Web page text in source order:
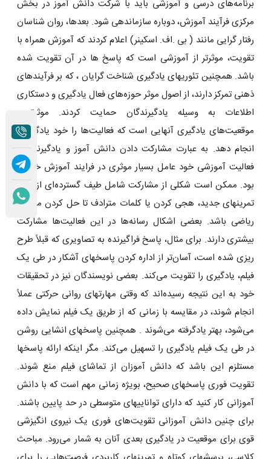
برنامه‌های درسی و آموزشی باید با شرکت دانش آموز در بخش
مرکزی فرآیند آموزش، دوباره سازماندهی شود. بعدها، روان شناسان
رفتار گرایی مانند ( بی .اف. اسکینر) اعلام کردند که آموزش همراه با
تقویت، موثرتر از آموزشی است که پاسخ ها در آن تقویت شده
باشد. همچنین تئوریهای یادگیری شناخت گرایان ، که بر فرآیندهای
ذهنی تمرکز دارند، از اصول موثر حوزه‌های فعال یادگیری و دستکاری
اطلاعات به وسیله یادگیرندگان حمایت کردند. موثرترین
موقعیت‌های یادگیری آنهایی است که فعالیت‌ها را خود یادگیرنده
انجام دهد. به عبارت مشارکت دادن دانش آموز و یادگیرنده در
فعالیت آموزشی خود عامل بسیار موثری در فرایند آموزش خواهد
بود. ممکن است شکلی از مشارکت شامل طیف گسترده‌ای از تکرار
تمرینهای جدید، هجی کردن یا کلمات مترادف تا حل کردن مسایل
ریاضی باشد. بعضی اشکال رسانه‌ها در این فعالیت‌ها مشارکت
بیشتری دارند. برای مثال، پاسخ فراگیرنده به تصاویری که قبلاً طرح
ریزی شده است، آسان‌تر از اداره کردن پاسخهای آشکار در طی یک
فیلم، یادگیری را تقویت می‌کند. بعضی نویسندگان نیز در تحقیقات
خود به این نتیجه رسیده‌اند که وقتی مهارتهای روانی حرکتی عملاً
انجام شوند، در مقایسه با زمانی که از طریق یک فیلم نمایش داده
می‌شود، بهتر یادگرفته می‌شوند . همچنین پاسخهای انشایی روشن
در طی یک فیلم یادگیری را تسهیل می‌کند. مگر اینکه ارائه پاسخها
مستلزم این باشد که دانش آموزان از تماشای فیلم منع شوند.
تقویت فوری پاسخهای صحیح، بویژه زمانی مهم است که با دانش
آموزانی کار کنید که دارای تواناییهای متوسطی در حد پایین باشند.
برای چنین دانش آموزانی تقویت‌های فوری یک نیروی انگیزشی
قوی برای موقعیت در یادگیری بعدی آنان به شمار می‌رود. مباحث